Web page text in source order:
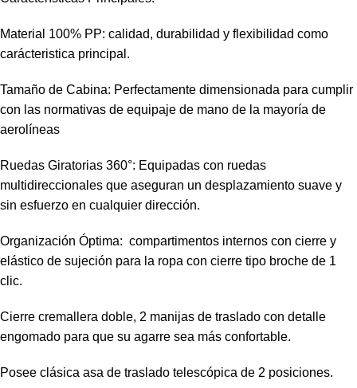
Material 100% PP: calidad, durabilidad y flexibilidad como
carácteristica principal.
Tamaño de Cabina: Perfectamente dimensionada para cumplir
con las normativas de equipaje de mano de la mayoría de
aerolíneas
Ruedas Giratorias 360°: Equipadas con ruedas
multidireccionales que aseguran un desplazamiento suave y
sin esfuerzo en cualquier dirección.
Organización Óptima: compartimentos internos con cierre y
elástico de sujeción para la ropa con cierre tipo broche de 1
clic.
Cierre cremallera doble, 2 manijas de traslado con detalle
engomado para que su agarre sea más confortable.
Posee clásica asa de traslado telescópica de 2 posiciones.